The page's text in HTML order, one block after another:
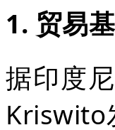
1. 贸易
据印度
Kriswito